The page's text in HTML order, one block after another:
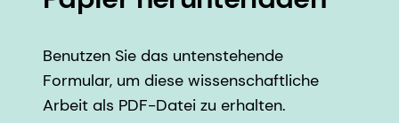
Benutzen Sie das untenstehende
Formular, um diese wissenschaftliche
Arbeit als PDF-Datei zu erhalten.